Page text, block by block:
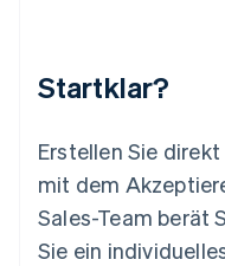
Startklar?
Erstellen Sie
mit dem
Sales-Team berät
Sie ein
Mexiko
English
Niederlande
Nederlands English
Norwegen
English